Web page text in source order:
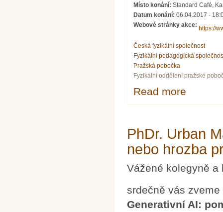
Místo konání:Standard Café,
Datum konání:06.04.2017 -
Webové stránky akce:
https://
Česká fyzikální společnost
Fyzikální pedagogická
Pražská pobočka
Fyzikální oddělení pražské
Read more
PhDr. Urban
nebo hrozba
Vážené kolegyně a
srdečně vás
Generativní AI: